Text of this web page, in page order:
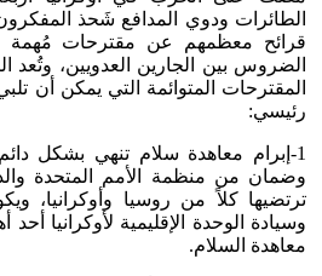
الطائرات ودوي المدافع شَحذ
قرائح معظمهم عن مقترحات مُهمة
الضروس بين الجارين العدويين، وتُعد
المقترحات المتوائمة التي يمكن أن
رئيسي:
1-إبرام معاهدة سلام تنهي بشكل
وضمان من منظمة الأمم المتحدة
ترتضيها كلاً من روسيا وأوكرانيا،
وسيادة الوحدة الإقليمية لأوكرانيا
معاهدة السلام.